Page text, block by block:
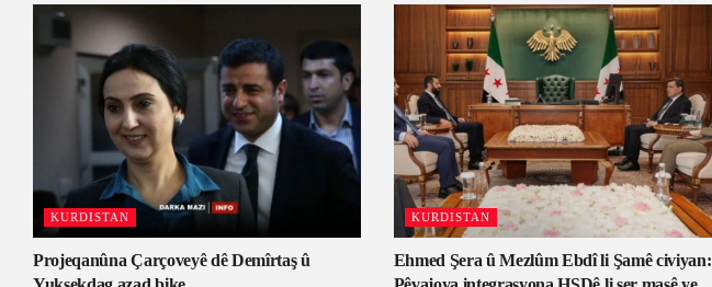
KURDISTAN
Projeqanûna Çarçoveyê dê Demîrtaş û
KURDISTAN
Ehmed Şera û Mezlûm Ebdî li Şamê civiyan: